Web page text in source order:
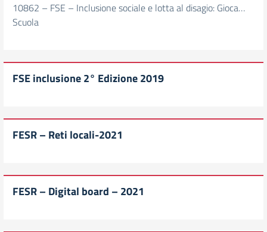
10862 – FSE – Inclusione sociale e lotta al disagio: Gioca…
Scuola
FSE inclusione 2° Edizione 2019
FESR – Reti locali-2021
FESR – Digital board – 2021